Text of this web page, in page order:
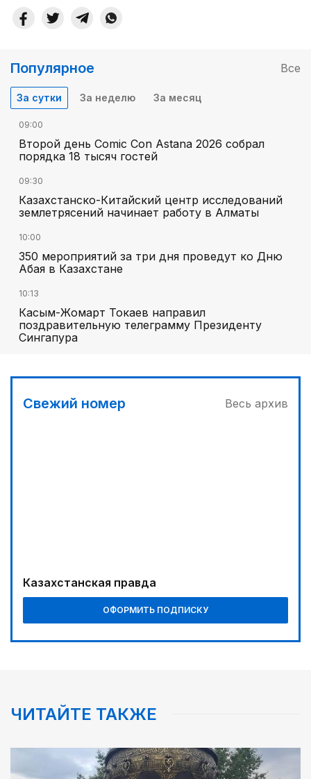
Популярное Все
За сутки За неделю За месяц
09:00
Второй день Comic Con Astana 2026 собрал
порядка 18 тысяч гостей
09:30
Казахстанско-Китайский центр исследований
землетрясений начинает работу в Алматы
10:00
350 мероприятий за три дня проведут ко Дню
Абая в Казахстане
10:13
Касым-Жомарт Токаев направил
поздравительную телеграмму Президенту
Сингапура
Свежий номер Весь архив
Казахстанская правда
ОФОРМИТЬ ПОДПИСКУ
ЧИТАЙТЕ ТАКЖЕ